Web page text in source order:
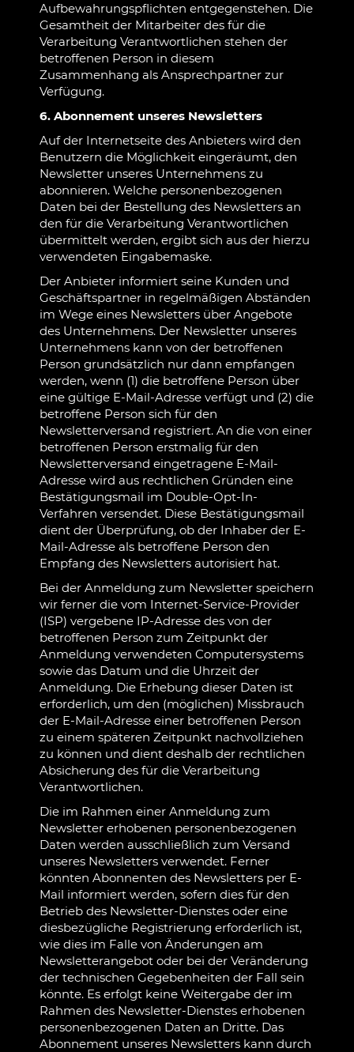
Aufbewahrungspflichten entgegenstehen. Die
Gesamtheit der Mitarbeiter des für die
Verarbeitung Verantwortlichen stehen der
betroffenen Person in diesem
Zusammenhang als Ansprechpartner zur
Verfügung.
6. Abonnement unseres Newsletters
Auf der Internetseite des Anbieters wird den
Benutzern die Möglichkeit eingeräumt, den
Newsletter unseres Unternehmens zu
abonnieren. Welche personenbezogenen
Daten bei der Bestellung des Newsletters an
den für die Verarbeitung Verantwortlichen
übermittelt werden, ergibt sich aus der hierzu
verwendeten Eingabemaske.
Der Anbieter informiert seine Kunden und
Geschäftspartner in regelmäßigen Abständen
im Wege eines Newsletters über Angebote
des Unternehmens. Der Newsletter unseres
Unternehmens kann von der betroffenen
Person grundsätzlich nur dann empfangen
werden, wenn (1) die betroffene Person über
eine gültige E-Mail-Adresse verfügt und (2) die
betroffene Person sich für den
Newsletterversand registriert. An die von einer
betroffenen Person erstmalig für den
Newsletterversand eingetragene E-Mail-
Adresse wird aus rechtlichen Gründen eine
Bestätigungsmail im Double-Opt-In-
Verfahren versendet. Diese Bestätigungsmail
dient der Überprüfung, ob der Inhaber der E-
Mail-Adresse als betroffene Person den
Empfang des Newsletters autorisiert hat.
Bei der Anmeldung zum Newsletter speichern
wir ferner die vom Internet-Service-Provider
(ISP) vergebene IP-Adresse des von der
betroffenen Person zum Zeitpunkt der
Anmeldung verwendeten Computersystems
sowie das Datum und die Uhrzeit der
Anmeldung. Die Erhebung dieser Daten ist
erforderlich, um den (möglichen) Missbrauch
der E-Mail-Adresse einer betroffenen Person
zu einem späteren Zeitpunkt nachvollziehen
zu können und dient deshalb der rechtlichen
Absicherung des für die Verarbeitung
Verantwortlichen.
Die im Rahmen einer Anmeldung zum
Newsletter erhobenen personenbezogenen
Daten werden ausschließlich zum Versand
unseres Newsletters verwendet. Ferner
könnten Abonnenten des Newsletters per E-
Mail informiert werden, sofern dies für den
Betrieb des Newsletter-Dienstes oder eine
diesbezügliche Registrierung erforderlich ist,
wie dies im Falle von Änderungen am
Newsletterangebot oder bei der Veränderung
der technischen Gegebenheiten der Fall sein
könnte. Es erfolgt keine Weitergabe der im
Rahmen des Newsletter-Dienstes erhobenen
personenbezogenen Daten an Dritte. Das
Abonnement unseres Newsletters kann durch